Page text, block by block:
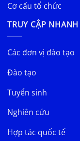
Cơ cấu tổ chức
TRUY CẬP NHANH
Các đơn vị đào tạo
Đào tạo
Tuyển sinh
Nghiên cứu
Hợp tác quốc tế